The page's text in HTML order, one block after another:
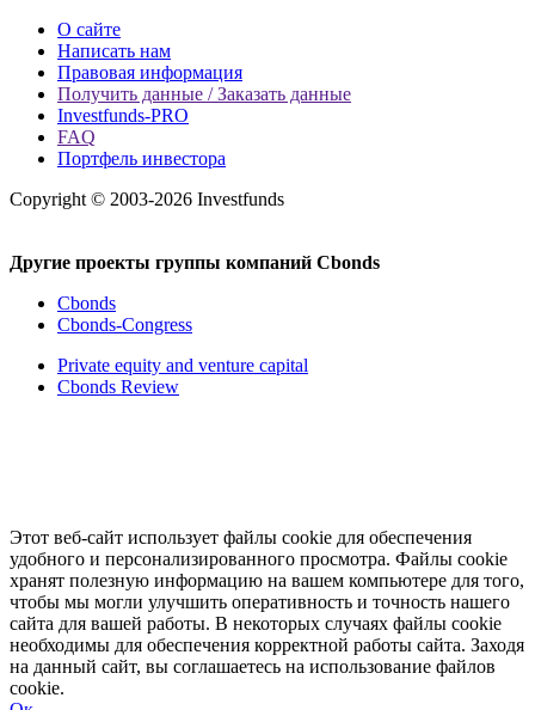
О сайте
Написать нам
Правовая информация
Получить данные / Заказать данные
Investfunds-PRO
FAQ
Портфель инвестора
Copyright © 2003-2026 Investfunds
Другие проекты группы компаний Cbonds
Cbonds
Cbonds-Congress
Private equity and venture capital
Cbonds Review
Этот веб-сайт использует файлы cookie для обеспечения
удобного и персонализированного просмотра. Файлы cookie
хранят полезную информацию на вашем компьютере для того,
чтобы мы могли улучшить оперативность и точность нашего
сайта для вашей работы. В некоторых случаях файлы cookie
необходимы для обеспечения корректной работы сайта. Заходя
на данный сайт, вы соглашаетесь на использование файлов
cookie.